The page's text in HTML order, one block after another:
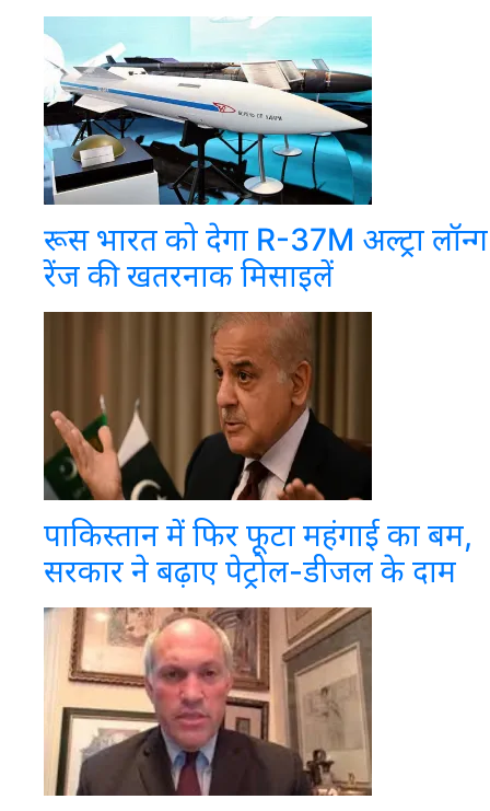
रूस भारत को देगा R-37M अल्ट्रा लॉन्ग
रेंज की खतरनाक मिसाइलें
पाकिस्तान में फिर फूटा महंगाई का बम,
सरकार ने बढ़ाए पेट्रोल-डीजल के दाम